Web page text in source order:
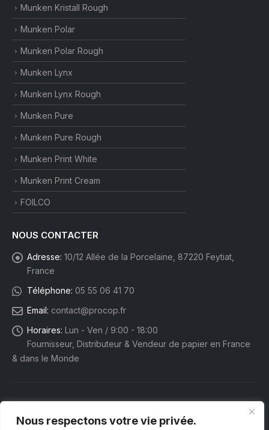
Nous respectons votre vie privée.
Munken Kristall Rough
Munken Polar
Munken Polar Rough
Munken Lynx
Munken Lynx Rough
Munken Pure
Munken Pure Rough
Munken Print White
Munken Print Cream
FOILCO
NOUS CONTACTER
Adresse: 10/12 Allée de la Porcelaine, 87220 Feytiat,
France
Téléphone: 05 55 06 41 70
Email: contact@procop.fr
Horaires: Lun - Ven / 9:00 - 18:00
Fournisseur, Distributeur & Vendeur de papier en France
& dans le Monde